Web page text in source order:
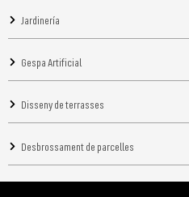
Jardinería
Gespa Artificial
Disseny de terrasses
Desbrossament de parcelles